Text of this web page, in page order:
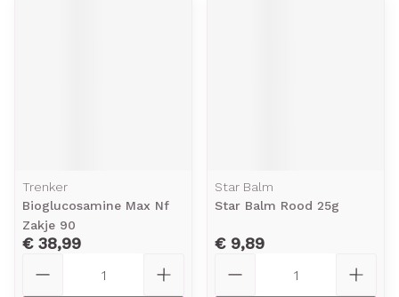
Trenker
Bioglucosamine Max Nf
Zakje 90
€ 38,99
Star Balm
Star Balm Rood 25g
€ 9,89